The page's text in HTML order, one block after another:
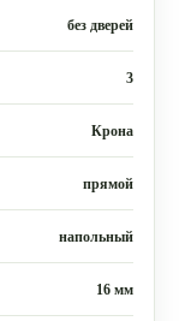
без дверей
3
Крона
прямой
напольный
16 мм